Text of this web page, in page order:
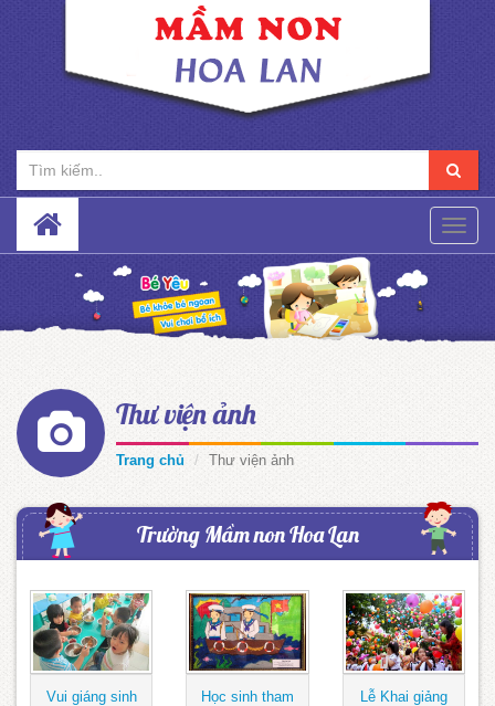
Toggle
Thư viện ảnh
Trang chủ Thư viện ảnh
Trường Mầm non Hoa Lan
Vui giáng sinh
Học sinh tham
Lễ Khai giảng